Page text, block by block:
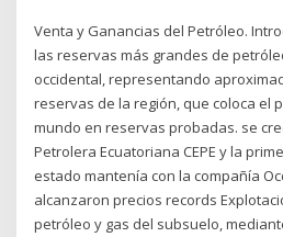
Venta y Ganancias del Petróleo.
las reservas más grandes de
occidental, representando
reservas de la región, que coloca el
mundo en reservas probadas. se
Petrolera Ecuatoriana CEPE y la
estado mantenía con la compañía
alcanzaron precios records
petróleo y gas del subsuelo,